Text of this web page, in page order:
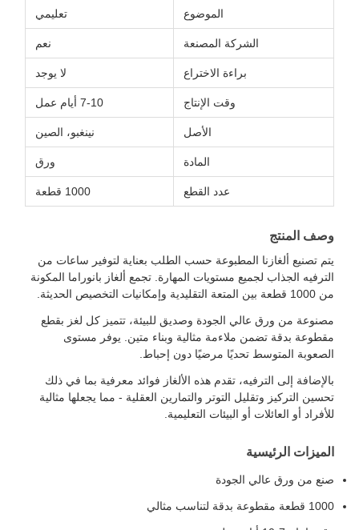
الموضوع تعليمي
الشركة المصنعة نعم
براءة الاختراع لا يوجد
وقت الإنتاج 7-10 أيام عمل
الأصل نينغبو، الصين
المادة ورق
عدد القطع 1000 قطعة
وصف المنتج
يتم تصنيع ألغازنا المطبوعة حسب الطلب بعناية لتوفير ساعات من
الترفيه الجذاب لجميع مستويات المهارة. تجمع ألغاز بانوراما المكونة
من 1000 قطعة بين المتعة التقليدية وإمكانيات التخصيص الحديثة.
مصنوعة من ورق عالي الجودة وصديق للبيئة، تتميز كل لغز بقطع
مقطوعة بدقة تضمن ملاءمة مثالية وبناء متين. يوفر مستوى
الصعوبة المتوسط تحديًا مرضيًا دون إحباط.
بالإضافة إلى الترفيه، تقدم هذه الألغاز فوائد معرفية بما في ذلك
تحسين التركيز وتقليل التوتر والتمارين العقلية - مما يجعلها مثالية
للأفراد أو العائلات أو البيئات التعليمية.
الميزات الرئيسية
صنع من ورق عالي الجودة
1000 قطعة مقطوعة بدقة لتناسب مثالي